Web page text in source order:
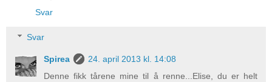
Svar
Svar
Spirea
24. april 2013 kl. 14:08
Denne fikk tårene mine til å renne...Elise, du er helt